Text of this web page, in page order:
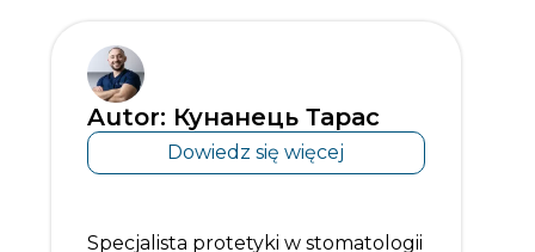
Autor: Кунанець Тарас
Dowiedz się więcej
Specjalista protetyki w stomatologii